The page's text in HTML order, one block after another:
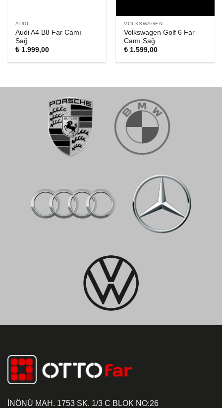
AUDI
Audi A4 B8 Far Camı
Sağ
₺ 1.999,00
VOLKSWAGEN
Volkswagen Golf 6 Far
Camı Sağ
₺ 1.599,00
İNÖNÜ MAH. 1753 SK. 1/3 C BLOK NO:26